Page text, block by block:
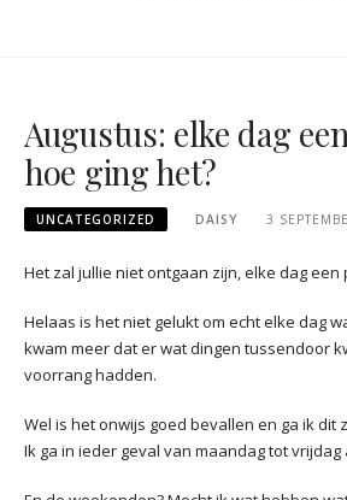
Augustus: elke dag
hoe ging het?
UNCATEGORIZED DAISY 3
Het zal jullie niet ontgaan zijn, elke dag een
Helaas is het niet gelukt om echt elke dag
kwam meer dat er wat dingen tussendoor
voorrang hadden.
Wel is het onwijs goed bevallen en ga ik dit
Ik ga in ieder geval van maandag tot